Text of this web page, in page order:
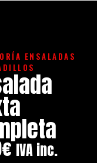
ENSALADAS
€ IVA inc.